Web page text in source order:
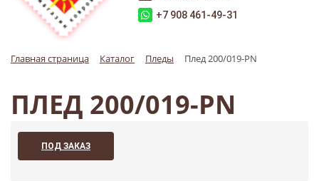
+7 908 461-49-31
Главная страница Каталог Пледы Плед 200/019-PN
ПЛЕД 200/019-PN
ПОД ЗАКАЗ